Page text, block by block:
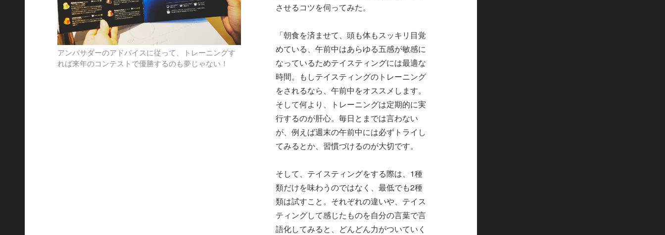
アンバサダーのアドバイスに従って、トレーニングす
れば来年のコンテストで優勝するのも夢じゃない！
させるコツを伺ってみた。
「朝食を済ませて、頭も体もスッキリ目覚
めている、午前中はあらゆる五感が敏感に
なっているためテイスティングには最適な
時間。もしテイスティングのトレーニング
をされるなら、午前中をオススメします。
そして何より、トレーニングは定期的に実
行するのが肝心。毎日とまでは言わない
が、例えば週末の午前中には必ずトライし
てみるとか、習慣づけるのが大切です。
そして、テイスティングをする際は、1種
類だけを味わうのではなく、最低でも2種
類は試すこと。それぞれの違いや、テイス
ティングして感じたものを自分の言葉で言
語化してみると、どんどん力がついていく